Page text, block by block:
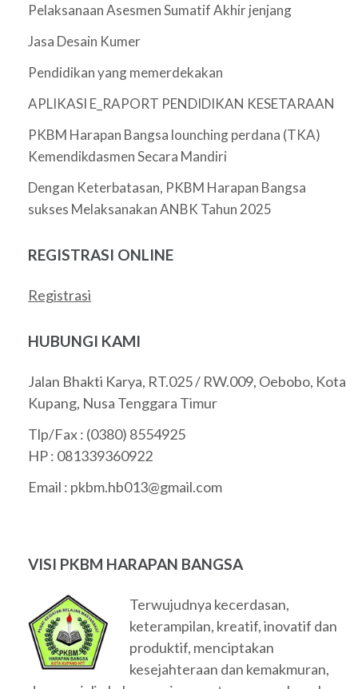
Pelaksanaan Asesmen Sumatif Akhir jenjang
Jasa Desain Kumer
Pendidikan yang memerdekakan
APLIKASI E_RAPORT PENDIDIKAN KESETARAAN
PKBM Harapan Bangsa lounching perdana (TKA)
Kemendikdasmen Secara Mandiri
Dengan Keterbatasan, PKBM Harapan Bangsa
sukses Melaksanakan ANBK Tahun 2025
REGISTRASI ONLINE
Registrasi
HUBUNGI KAMI
Jalan Bhakti Karya, RT.025 / RW.009, Oebobo, Kota
Kupang, Nusa Tenggara Timur
Tlp/Fax : (0380) 8554925
HP : 081339360922
Email : pkbm.hb013@gmail.com
VISI PKBM HARAPAN BANGSA
Terwujudnya kecerdasan,
keterampilan, kreatif, inovatif dan
produktif, menciptakan
kesejahteraan dan kemakmuran,